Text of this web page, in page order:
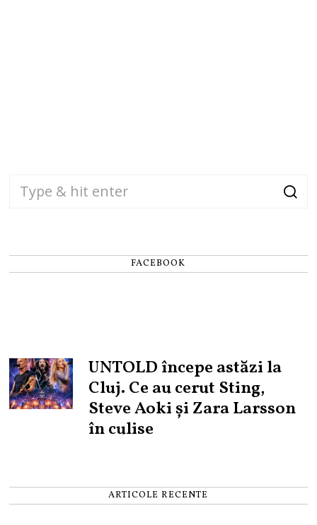
FACEBOOK
UNTOLD începe astăzi la
Cluj. Ce au cerut Sting,
Steve Aoki și Zara Larsson
în culise
ARTICOLE RECENTE